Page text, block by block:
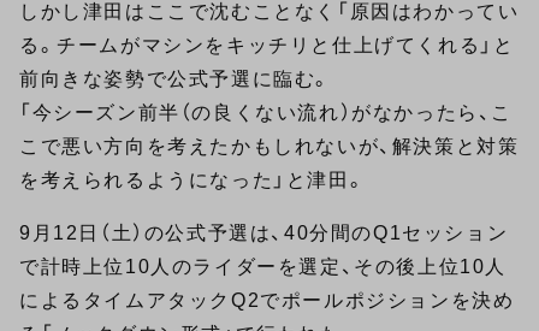
しかし津田はここで沈むことなく「原因はわかってい
る。チームがマシンをキッチリと仕上げてくれる」と
前向きな姿勢で公式予選に臨む。
「今シーズン前半（の良くない流れ）がなかったら、こ
こで悪い方向を考えたかもしれないが、解決策と対策
を考えられるようになった」と津田。
9月12日（土）の公式予選は、40分間のQ1セッション
で計時上位10人のライダーを選定、その後上位10人
によるタイムアタックQ2でポールポジションを決め